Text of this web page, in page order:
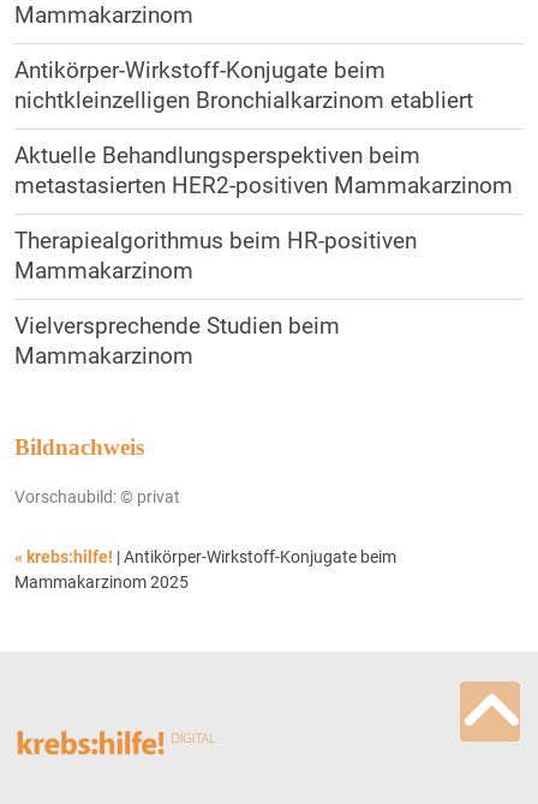
Mammakarzinom
Antikörper-Wirkstoff-Konjugate beim
nichtkleinzelligen Bronchialkarzinom etabliert
Aktuelle Behandlungsperspektiven beim
metastasierten HER2-positiven Mammakarzinom
Therapiealgorithmus beim HR-positiven
Mammakarzinom
Vielversprechende Studien beim
Mammakarzinom
Bildnachweis
Vorschaubild: © privat
« krebs:hilfe! | Antikörper-Wirkstoff-Konjugate beim
Mammakarzinom 2025